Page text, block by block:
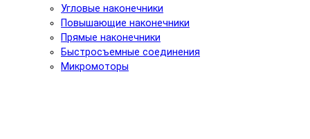
Угловые наконечники
Повышающие наконечники
Прямые наконечники
Быстросъемные соединения
Микромоторы